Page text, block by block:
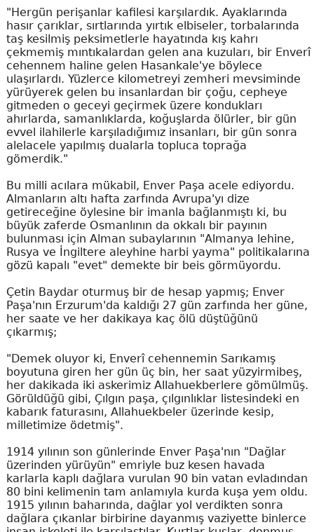
"Hergün perişanlar kafilesi karşılardık. Ayaklarında
hasır çarıklar, sırtlarında yırtık elbiseler, torbalarında
taş kesilmiş peksimetlerle hayatında kış kahrı
çekmemiş mıntıkalardan gelen ana kuzuları, bir Enverî
cehennem haline gelen Hasankale'ye böylece
ulaşırlardı. Yüzlerce kilometreyi zemheri mevsiminde
yürüyerek gelen bu insanlardan bir çoğu, cepheye
gitmeden o geceyi geçirmek üzere kondukları
ahırlarda, samanlıklarda, koğuşlarda ölürler, bir gün
evvel ilahilerle karşıladığımız insanları, bir gün sonra
alelacele yapılmış dualarla topluca toprağa
gömerdik."
Bu milli acılara mükabil, Enver Paşa acele ediyordu.
Almanların altı hafta zarfında Avrupa'yı dize
getireceğine öylesine bir imanla bağlanmıştı ki, bu
büyük zaferde Osmanlının da okkalı bir payının
bulunması için Alman subaylarının "Almanya lehine,
Rusya ve İngiltere aleyhine harbi yayma" politikalarına
gözü kapalı "evet" demekte bir beis görmüyordu.
Çetin Baydar oturmuş bir de hesap yapmış; Enver
Paşa'nın Erzurum'da kaldığı 27 gün zarfında her güne,
her saate ve her dakikaya kaç ölü düştüğünü
çıkarmış;
"Demek oluyor ki, Enverî cehennemin Sarıkamış
boyutuna giren her gün üç bin, her saat yüzyirmibeş,
her dakikada iki askerimiz Allahuekberlere gömülmüş.
Görüldüğü gibi, Çılgın paşa, çılgınlıklar listesindeki en
kabarık faturasını, Allahuekbeler üzerinde kesip,
milletimize ödetmiş".
1914 yılının son günlerinde Enver Paşa'nın "Dağlar
üzerinden yürüyün" emriyle buz kesen havada
karlarla kaplı dağlara vurulan 90 bin vatan evladından
80 bini kelimenin tam anlamıyla kurda kuşa yem oldu.
1915 yılının baharında, dağlar yol verdikten sonra
dağlara çıkanlar birbirine dayanmış vaziyette binlerce